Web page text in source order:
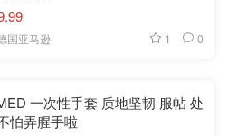
国亚马逊 1 0
一次性手套 质地坚韧 服帖 处
怕弄腥手啦